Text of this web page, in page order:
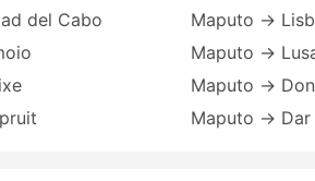
del Cabo
Maputo →
Maputo →
Maputo →
Maputo → Dar